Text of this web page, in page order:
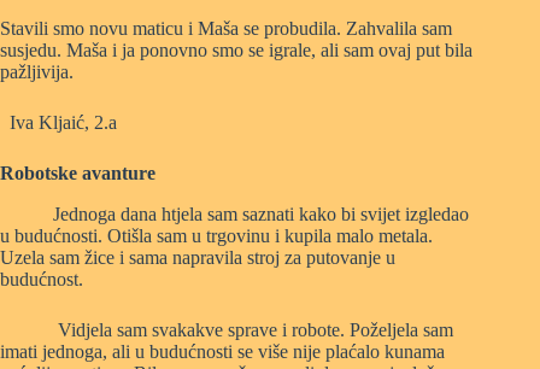
Stavili smo novu maticu i Maša se probudila. Zahvalila sam
susjedu. Maša i ja ponovno smo se igrale, ali sam ovaj put bila
pažljivija.
Iva Kljaić, 2.a
Robotske avanture
Jednoga dana htjela sam saznati kako bi svijet izgledao
u budućnosti. Otišla sam u trgovinu i kupila malo metala.
Uzela sam žice i sama napravila stroj za putovanje u
budućnost.
Vidjela sam svakakve sprave i robote. Poželjela sam
imati jednoga, ali u budućnosti se više nije plaćalo kunama